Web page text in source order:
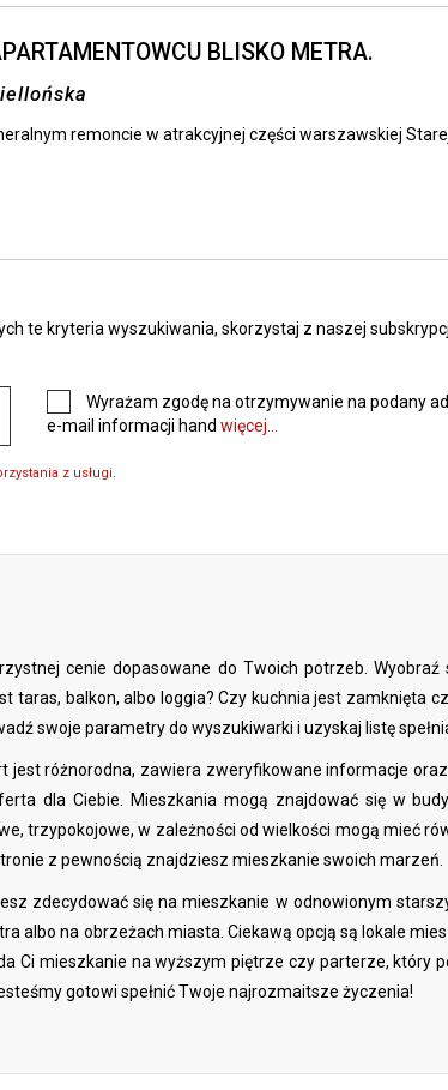
BLISKO METRA.
remoncie w atrakcyjnej części warszawskiej
te kryteria wyszukiwania, skorzystaj z naszej
Wyrażam zgodę na otrzymywanie na podany
e-mail informacji hand więcej...
z usługi.
cenie dopasowane do Twoich potrzeb.
taras, balkon, albo loggia? Czy kuchnia jest zamknięta
swoje parametry do wyszukiwarki i uzyskaj listę
jest różnorodna, zawiera zweryfikowane informacje
dla Ciebie. Mieszkania mogą znajdować się w
trzypokojowe, w zależności od wielkości mogą mieć
z pewnością znajdziesz mieszkanie swoich marzeń.
zdecydować się na mieszkanie w odnowionym
albo na obrzeżach miasta. Ciekawą opcją są lokale
Ci mieszkanie na wyższym piętrze czy parterze, który
gotowi spełnić Twoje najrozmaitsze życzenia!